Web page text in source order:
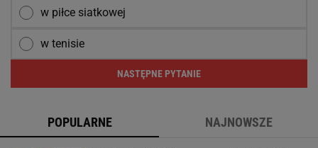
w piłce siatkowej
w tenisie
NASTĘPNE PYTANIE
POPULARNE NAJNOWSZE